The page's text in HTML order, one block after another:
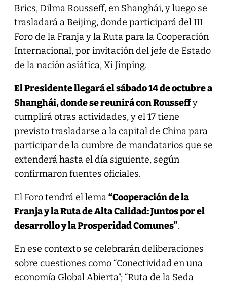
Brics, Dilma Rousseff, en Shanghái, y luego se
trasladará a Beijing, donde participará del III
Foro de la Franja y la Ruta para la Cooperación
Internacional, por invitación del jefe de Estado
de la nación asiática, Xi Jinping.
El Presidente llegará el sábado 14 de octubre a
Shanghái, donde se reunirá con Rousseffy
cumplirá otras actividades, y el 17 tiene
previsto trasladarse a la capital de China para
participar de la cumbre de mandatarios que se
extenderá hasta el día siguiente, según
confirmaron fuentes oficiales.
El Foro tendrá el lema“Cooperación de la
Franja y la Ruta de Alta Calidad: Juntos por el
desarrollo y la Prosperidad Comunes”.
En ese contexto se celebrarán deliberaciones
sobre cuestiones como “Conectividad en una
economía Global Abierta”; “Ruta de la Seda